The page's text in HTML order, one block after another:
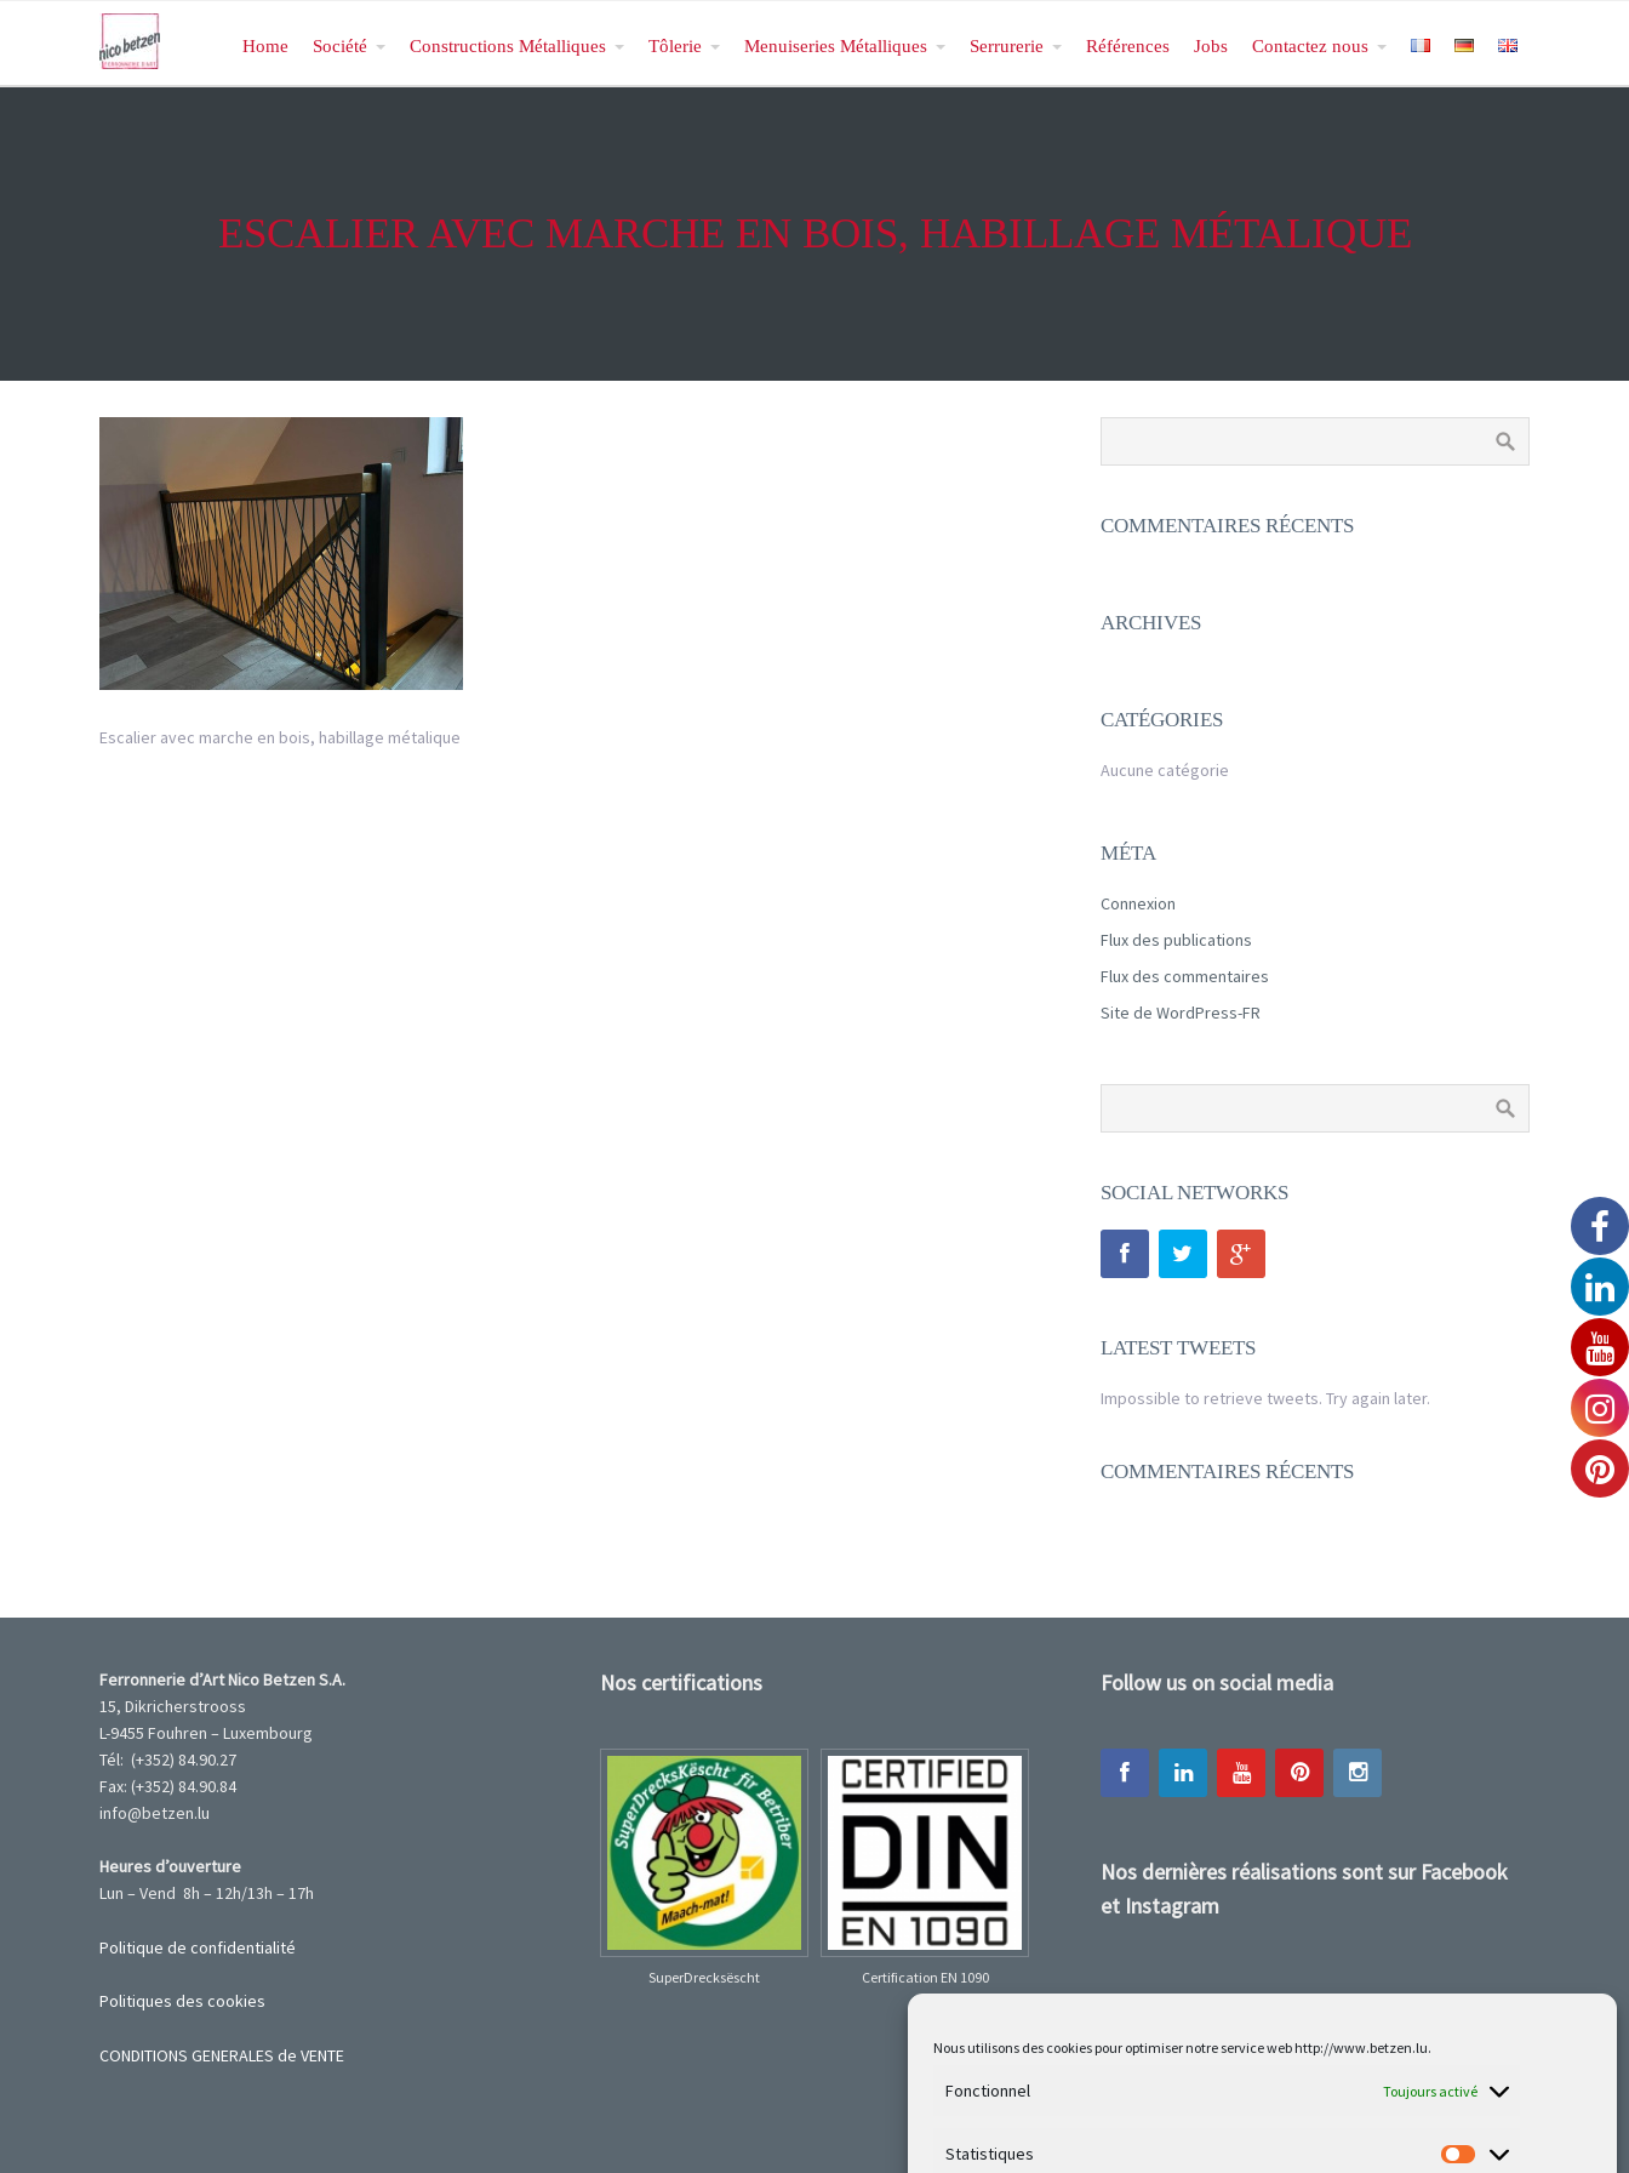
Nous utilisons des cookies pour optimiser notre service web http://www.betzen.lu.
Fonctionnel Toujours activé
Statistiques
Home Société Constructions Métalliques Tôlerie Menuiseries Métalliques Serrurerie Références Jobs Contactez nous
ESCALIER AVEC MARCHE EN BOIS, HABILLAGE MÉTALIQUE
Escalier avec marche en bois, habillage métalique
COMMENTAIRES RÉCENTS
ARCHIVES
CATÉGORIES
Aucune catégorie
MÉTA
Connexion
Flux des publications
Flux des commentaires
Site de WordPress-FR
SOCIAL NETWORKS
LATEST TWEETS
Impossible to retrieve tweets. Try again later.
COMMENTAIRES RÉCENTS
Ferronnerie d’Art Nico Betzen S.A.
15, Dikricherstrooss
L-9455 Fouhren – Luxembourg
Tél: (+352) 84.90.27
Fax: (+352) 84.90.84
info@betzen.lu
Heures d’ouverture
Lun – Vend 8h – 12h/13h – 17h
Politique de confidentialité
Politiques des cookies
CONDITIONS GENERALES de VENTE
Nos certifications
SuperDrecksëscht Certification EN 1090
Follow us on social media
Nos dernières réalisations sont sur Facebook
et Instagram